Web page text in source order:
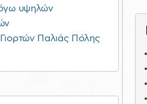
υψηλών
Παλιάς Πόλης